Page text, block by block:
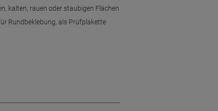
kalten, rauen oder staubigen Flächen
Rundbeklebung, als Prüfplakette